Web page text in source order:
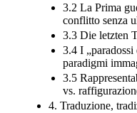
3.2 La Prima
conflitto senza
3.3 Die letzten
3.4 I
paradigmi
3.5
vs.
4. Traduzione,